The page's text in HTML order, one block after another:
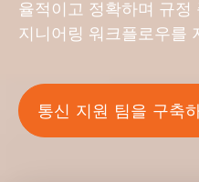
율적이고 정확하며 규정
지니어링 워크플로우를
통신 지원 팀을 구축